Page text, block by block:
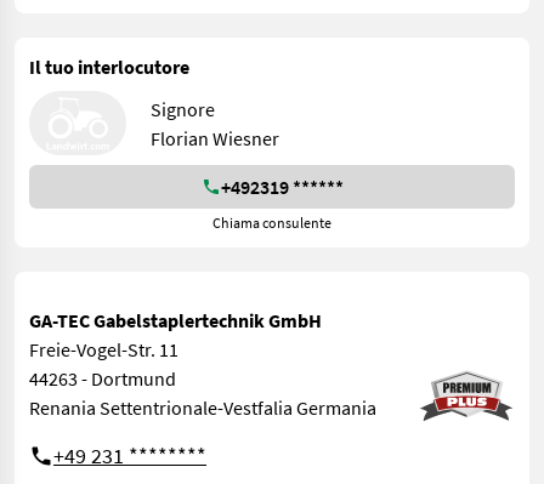
Il tuo interlocutore
Signore
Florian Wiesner
+492319 ******
Chiama consulente
GA-TEC Gabelstaplertechnik GmbH
Freie-Vogel-Str. 11
44263 - Dortmund
Renania Settentrionale-Vestfalia Germania
+49 231 ********